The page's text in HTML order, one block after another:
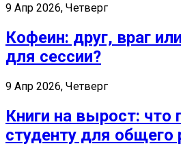
9 Апр 2026, Четверг
Кофеин: друг, враг
для сессии?
9 Апр 2026, Четверг
Книги на вырост: что
студенту для общего